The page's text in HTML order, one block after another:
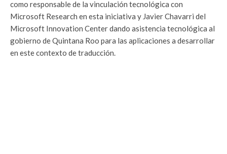
como responsable de la vinculación tecnológica con
Microsoft Research en esta iniciativa y Javier Chavarri del
Microsoft Innovation Center dando asistencia tecnológica al
gobierno de Quintana Roo para las aplicaciones a desarrollar
en este contexto de traducción.